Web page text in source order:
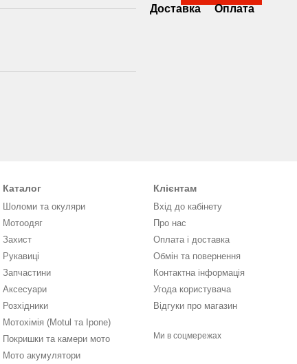
Доставка Оплата
Каталог
Шоломи та окуляри
Мотоодяг
Захист
Рукавиці
Запчастини
Аксесуари
Розхідники
Мотохімія (Motul та Ipone)
Покришки та камери мото
Мото акумулятори
Клієнтам
Вхід до кабінету
Про нас
Оплата і доставка
Обмін та повернення
Контактна інформація
Угода користувача
Відгуки про магазин
Ми в соцмережах